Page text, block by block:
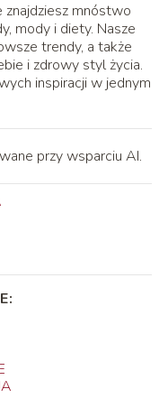
znajdziesz mnóstwo
mody i diety. Nasze
trendy, a także
i zdrowy styl życia.
inspiracji w jednym
przy wsparciu AI.